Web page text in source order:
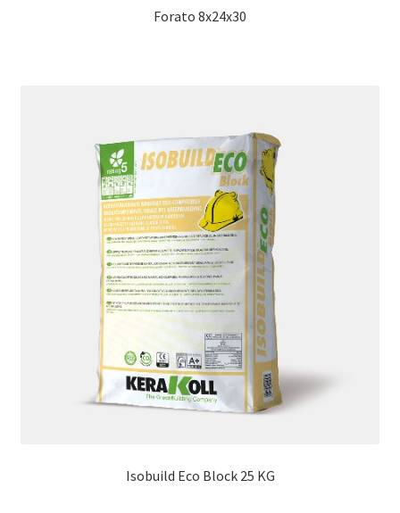
Forato 8x24x30
Isobuild Eco Block 25 KG